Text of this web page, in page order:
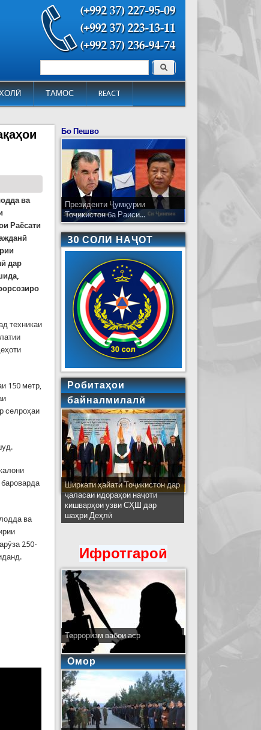
ТАМОС REACT
Форма поиска Поиск
ва
Раёсати
дар
техникаи
150 метр,
селроҳаи
ва
250-
Бо Пешво
Президенти Ҷумҳурии
Тоҷикистон ба Раиси...
30 СОЛИ НАҶОТ
Робитаҳои
байналмилалӣ
Ширкати ҳайати Тоҷикистон дар
ҷаласаи идораҳои наҷоти
кишварҳои узви СҲШ дар
шаҳри Деҳлӣ
Ифротгароӣ
Терроризм вабои аср
Омор